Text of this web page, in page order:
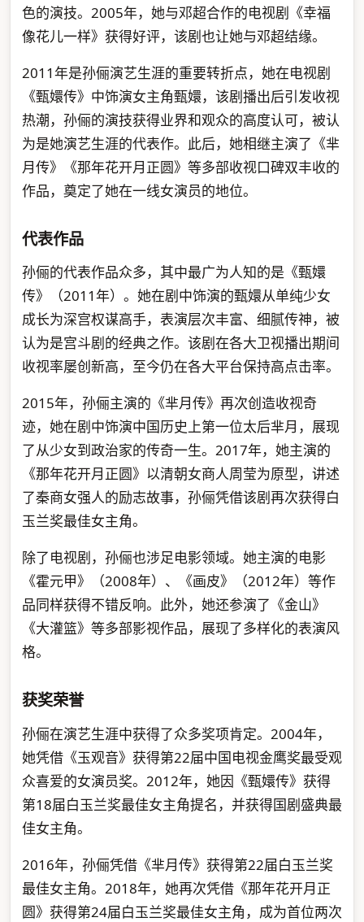
色的演技。2005年，她与邓超合作的电视剧《幸福
像花儿一样》获得好评，该剧也让她与邓超结缘。
2011年是孙俪演艺生涯的重要转折点，她在电视剧
《甄嬛传》中饰演女主角甄嬛，该剧播出后引发收视
热潮，孙俪的演技获得业界和观众的高度认可，被认
为是她演艺生涯的代表作。此后，她相继主演了《芈
月传》《那年花开月正圆》等多部收视口碑双丰收的
作品，奠定了她在一线女演员的地位。
代表作品
孙俪的代表作品众多，其中最广为人知的是《甄嬛
传》（2011年）。她在剧中饰演的甄嬛从单纯少女
成长为深宫权谋高手，表演层次丰富、细腻传神，被
认为是宫斗剧的经典之作。该剧在各大卫视播出期间
收视率屡创新高，至今仍在各大平台保持高点击率。
2015年，孙俪主演的《芈月传》再次创造收视奇
迹，她在剧中饰演中国历史上第一位太后芈月，展现
了从少女到政治家的传奇一生。2017年，她主演的
《那年花开月正圆》以清朝女商人周莹为原型，讲述
了秦商女强人的励志故事，孙俪凭借该剧再次获得白
玉兰奖最佳女主角。
除了电视剧，孙俪也涉足电影领域。她主演的电影
《霍元甲》（2008年）、《画皮》（2012年）等作
品同样获得不错反响。此外，她还参演了《金山》
《大灌篮》等多部影视作品，展现了多样化的表演风
格。
获奖荣誉
孙俪在演艺生涯中获得了众多奖项肯定。2004年，
她凭借《玉观音》获得第22届中国电视金鹰奖最受观
众喜爱的女演员奖。2012年，她因《甄嬛传》获得
第18届白玉兰奖最佳女主角提名，并获得国剧盛典最
佳女主角。
2016年，孙俪凭借《芈月传》获得第22届白玉兰奖
最佳女主角。2018年，她再次凭借《那年花开月正
圆》获得第24届白玉兰奖最佳女主角，成为首位两次